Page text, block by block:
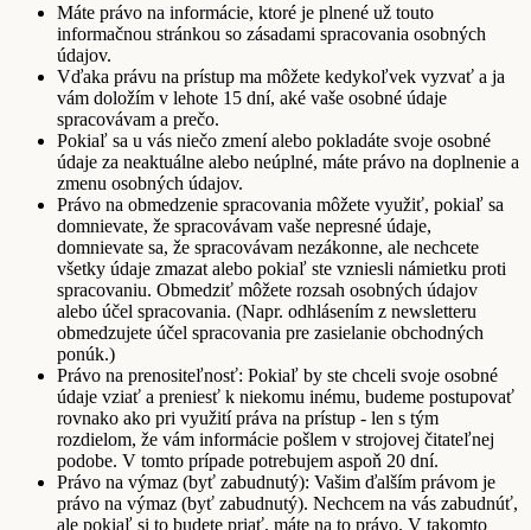
Máte právo na informácie, ktoré je plnené už touto
informačnou stránkou so zásadami spracovania osobných
údajov.
Vďaka právu na prístup ma môžete kedykoľvek vyzvať a ja
vám doložím v lehote 15 dní, aké vaše osobné údaje
spracovávam a prečo.
Pokiaľ sa u vás niečo zmení alebo pokladáte svoje osobné
údaje za neaktuálne alebo neúplné, máte právo na doplnenie a
zmenu osobných údajov.
Právo na obmedzenie spracovania môžete využiť, pokiaľ sa
domnievate, že spracovávam vaše nepresné údaje,
domnievate sa, že spracovávam nezákonne, ale nechcete
všetky údaje zmazat alebo pokiaľ ste vzniesli námietku proti
spracovaniu. Obmedziť môžete rozsah osobných údajov
alebo účel spracovania. (Napr. odhlásením z newsletteru
obmedzujete účel spracovania pre zasielanie obchodných
ponúk.)
Právo na prenositeľnosť: Pokiaľ by ste chceli svoje osobné
údaje vziať a preniesť k niekomu inému, budeme postupovať
rovnako ako pri využití práva na prístup - len s tým
rozdielom, že vám informácie pošlem v strojovej čitateľnej
podobe. V tomto prípade potrebujem aspoň 20 dní.
Právo na výmaz (byť zabudnutý): Vašim ďalším právom je
právo na výmaz (byť zabudnutý). Nechcem na vás zabudnúť,
ale pokiaľ si to budete priať, máte na to právo. V takomto